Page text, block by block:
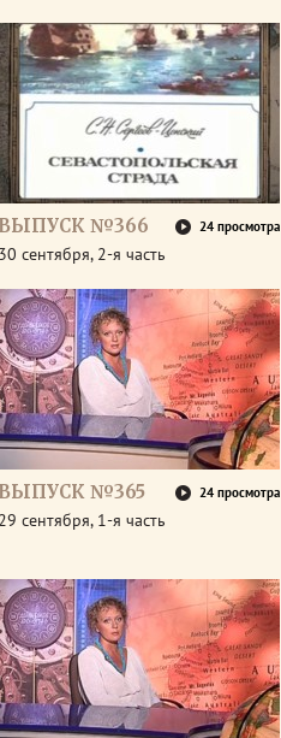
ВЫПУСК №366 24 просмотра
30 сентября, 2-я часть
ВЫПУСК №365 24 просмотра
29 сентября, 1-я часть